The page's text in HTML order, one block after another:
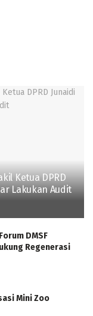
Ketua DPRD
Lakukan Audit
DMSF
Regenerasi
Mini Zoo